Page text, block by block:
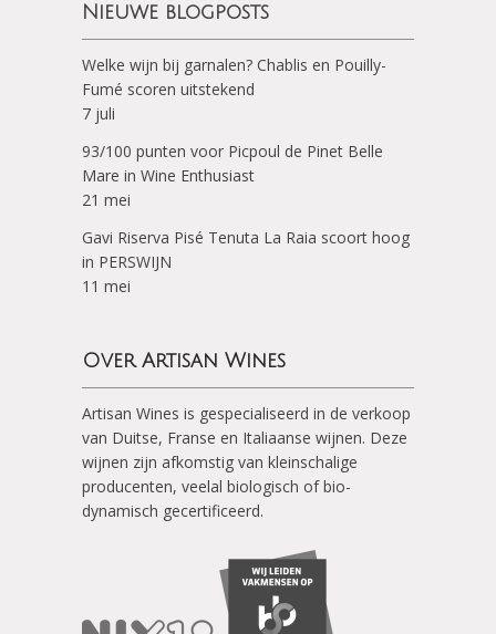
Nieuwe blogposts
Welke wijn bij garnalen? Chablis en Pouilly-
Fumé scoren uitstekend
7 juli
93/100 punten voor Picpoul de Pinet Belle
Mare in Wine Enthusiast
21 mei
Gavi Riserva Pisé Tenuta La Raia scoort hoog
in PERSWIJN
11 mei
Over Artisan Wines
Artisan Wines is gespecialiseerd in de verkoop
van Duitse, Franse en Italiaanse wijnen. Deze
wijnen zijn afkomstig van kleinschalige
producenten, veelal biologisch of bio-
dynamisch gecertificeerd.